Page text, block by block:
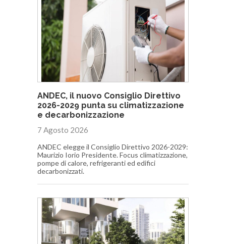
ANDEC, il nuovo Consiglio Direttivo
2026-2029 punta su climatizzazione
e decarbonizzazione
7 Agosto 2026
ANDEC elegge il Consiglio Direttivo 2026-2029:
Maurizio Iorio Presidente. Focus climatizzazione,
pompe di calore, refrigeranti ed edifici
decarbonizzati.